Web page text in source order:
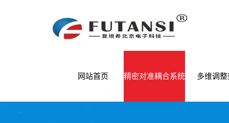
网站首页 精密对准耦合系统 多维调整